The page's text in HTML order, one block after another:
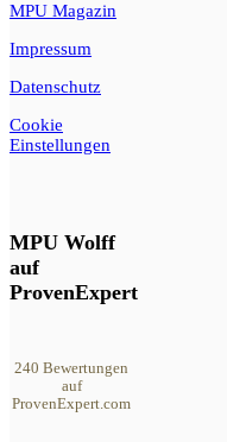
MPU Magazin
Impressum
Datenschutz
Cookie
Einstellungen
MPU Wolff
auf
ProvenExpert
240 Bewertungen
auf
ProvenExpert.com